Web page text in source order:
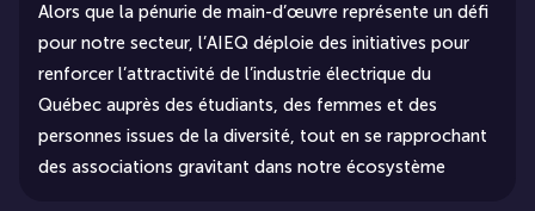
Alors que la pénurie de main-d’œuvre représente un défi
pour notre secteur, l’AIEQ déploie des initiatives pour
renforcer l’attractivité de l’industrie électrique du
Québec auprès des étudiants, des femmes et des
personnes issues de la diversité, tout en se rapprochant
des associations gravitant dans notre écosystème